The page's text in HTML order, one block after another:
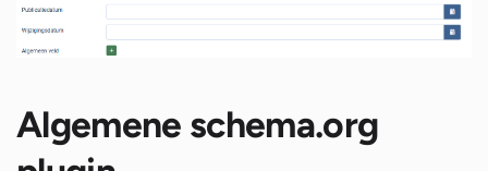
Algemene schema.org